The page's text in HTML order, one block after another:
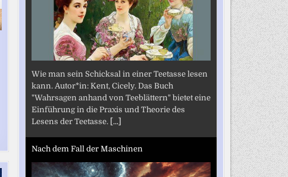
Wie man sein Schicksal in einer Teetasse lesen
kann. Autor*in: Kent, Cicely. Das Buch
"Wahrsagen anhand von Teeblättern" bietet eine
Einführung in die Praxis und Theorie des
Lesens der Teetasse. [...]
Nach dem Fall der Maschinen